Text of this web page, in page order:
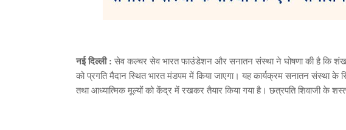
नई दिल्ली : सेव कल्चर सेव भारत फाउंडेशन और सनातन संस्था ने घोषणा की है कि
को प्रगति मैदान स्थित भारत मंडपम में किया जाएगा। यह कार्यक्रम सनातन संस्था के
तथा आध्यात्मिक मूल्यों को केंद्र में रखकर तैयार किया गया है। छत्रपति शिवाजी के